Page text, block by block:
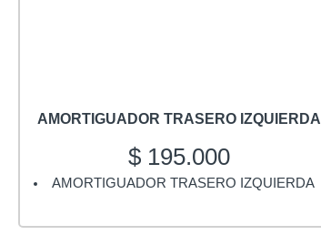
AMORTIGUADOR TRASERO IZQUIERDA
$195.000
AMORTIGUADOR TRASERO IZQUIERDA